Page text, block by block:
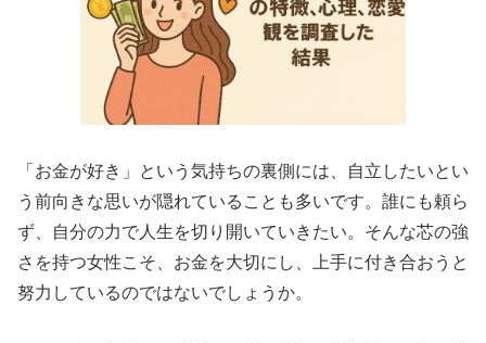
「お金が好き」という気持ちの裏側には、自立したいとい
う前向きな思いが隠れていることも多いです。誰にも頼ら
ず、自分の力で人生を切り開いていきたい。そんな芯の強
さを持つ女性こそ、お金を大切にし、上手に付き合おうと
努力しているのではないでしょうか。